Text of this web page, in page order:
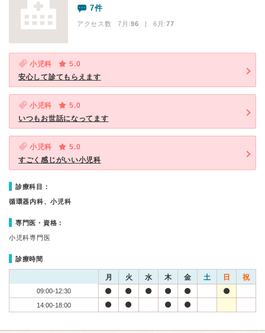
7件
アクセス数 7月:96 | 6月:77
小児科
5.0
安心して診てもらえます
小児科
5.0
いつもお世話になってます
小児科
5.0
すごく感じがいい小児科
診療科目：
循環器内科、小児科
専門医・資格：
小児科専門医
診療時間
月 火 水 木 金 土 日 祝
09:00-12:30
14:00-18:00